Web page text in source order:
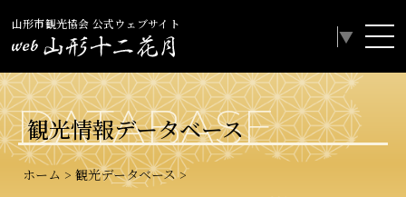
山形市観光協会 公式ウェブサイト
▼
観光情報データベース
DATABASE
ホーム 観光データベース